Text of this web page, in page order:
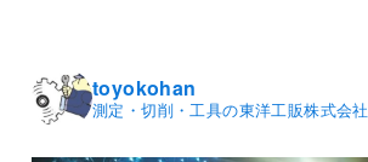
toyokohan
測定・切削・工具の東洋工販株式会社